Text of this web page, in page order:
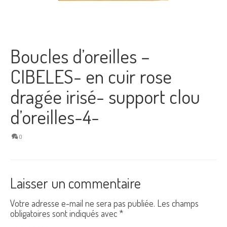
Boucles d’oreilles –
CIBELES- en cuir rose
dragée irisé- support clou
d’oreilles-4-
0
Laisser un commentaire
Votre adresse e-mail ne sera pas publiée. Les champs
obligatoires sont indiqués avec *